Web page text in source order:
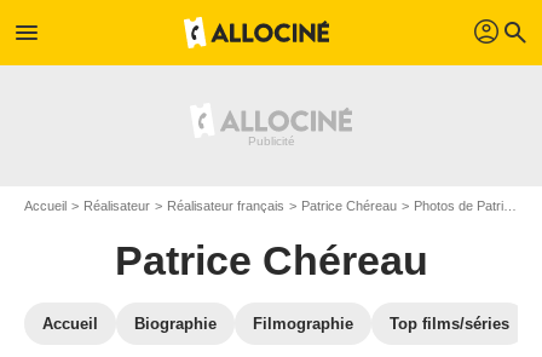
menu profil search
Accueil Réalisateur Réalisateur français Patrice Chéreau Photos de Patrice Chéreau
Patrice Chéreau
Accueil Biographie Filmographie Top films/séries